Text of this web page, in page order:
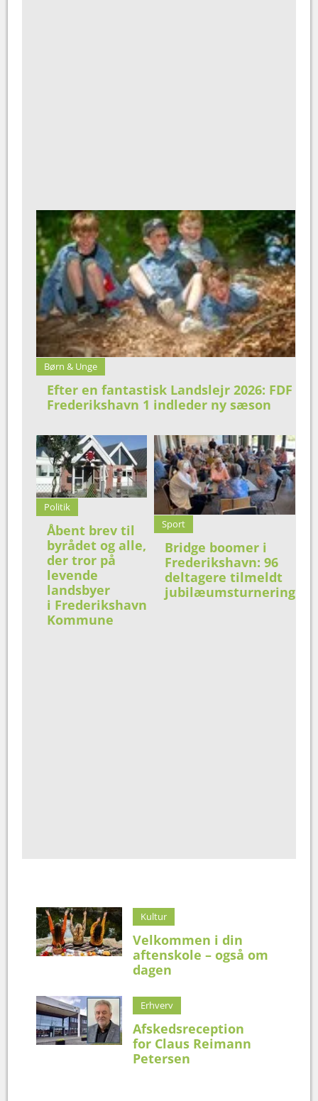
Børn & Unge
Efter en fantastisk Landslejr 2026: FDF
Frederikshavn 1 indleder ny sæson
Politik
Åbent brev til
byrådet og alle,
der tror på
levende
landsbyer
i Frederikshavn
Kommune
Sport
Bridge boomer i
Frederikshavn: 96
deltagere tilmeldt
jubilæumsturnering
Kultur
Velkommen i din
aftenskole – også om
dagen
Erhverv
Afskedsreception
for Claus Reimann
Petersen